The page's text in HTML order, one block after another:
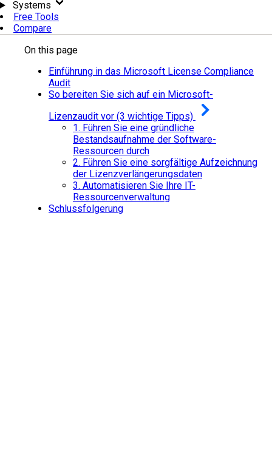
Systems
Free Tools
Compare
On this page
Einführung in das Microsoft License Compliance
Audit
So bereiten Sie sich auf ein Microsoft-
Lizenzaudit vor (3 wichtige Tipps)
1. Führen Sie eine gründliche
Bestandsaufnahme der Software-
Ressourcen durch
2. Führen Sie eine sorgfältige Aufzeichnung
der Lizenzverlängerungsdaten
3. Automatisieren Sie Ihre IT-
Ressourcenverwaltung
Schlussfolgerung